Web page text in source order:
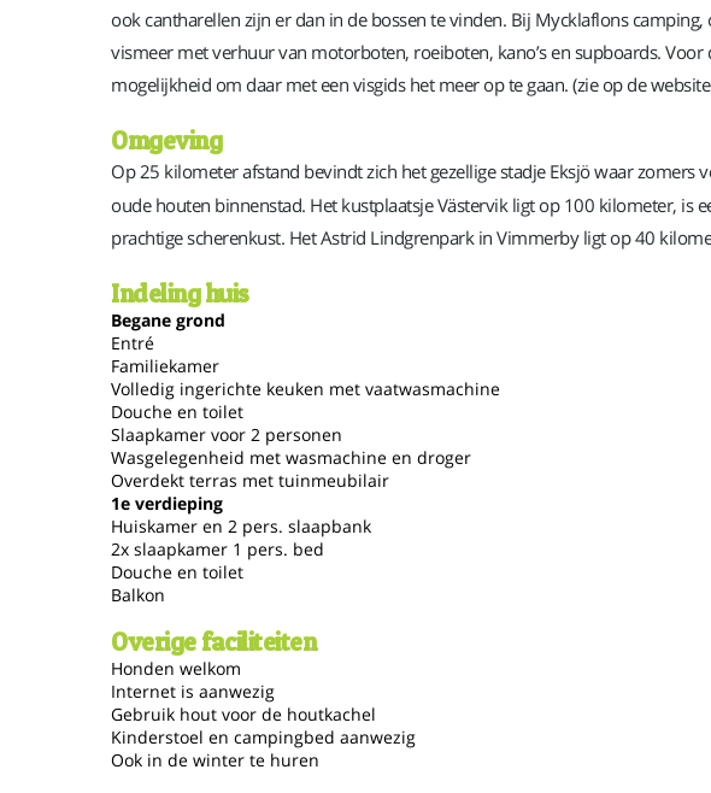
ook cantharellen zijn er dan in de bossen te vinden. Bij Mycklaflons
vismeer met verhuur van motorboten, roeiboten, kano’s en supboards. Voor
mogelijkheid om daar met een visgids het meer op te gaan. (zie op de
Omgeving
Op 25 kilometer afstand bevindt zich het gezellige stadje Eksjö waar zomers v
oude houten binnenstad. Het kustplaatsje Västervik ligt op 100 kilometer, is
prachtige scherenkust. Het Astrid Lindgrenpark in Vimmerby ligt op 40
Indeling huis
Begane grond
Entré
Familiekamer
Volledig ingerichte keuken met vaatwasmachine
Douche en toilet
Slaapkamer voor 2 personen
Wasgelegenheid met wasmachine en droger
Overdekt terras met tuinmeubilair
1e verdieping
Huiskamer en 2 pers. slaapbank
2x slaapkamer 1 pers. bed
Douche en toilet
Balkon
Overige faciliteiten
Honden welkom
Internet is aanwezig
Gebruik hout voor de houtkachel
Kinderstoel en campingbed aanwezig
Ook in de winter te huren